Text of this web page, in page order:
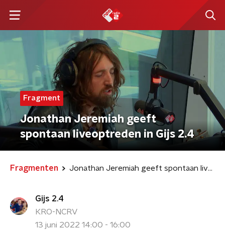
Fragment
Jonathan Jeremiah geeft
spontaan liveoptreden in Gijs 2.4
Fragmenten Jonathan Jeremiah geeft spontaan liveoptreden in Gijs 2.4
Gijs 2.4
KRO-NCRV
13 juni 2022 14:00 - 16:00